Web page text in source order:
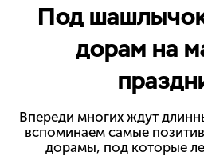
Под
дорам на
Впереди многих ждут
вспоминаем самые
дорамы, под которые